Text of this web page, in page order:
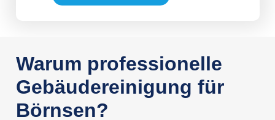
Warum professionelle
Gebäudereinigung für
Börnsen?